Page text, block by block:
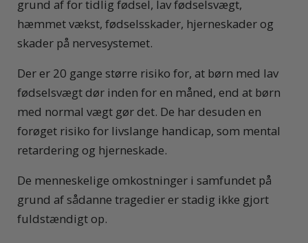
grund af for tidlig fødsel, lav fødselsvægt,
hæmmet vækst, fødselsskader, hjerneskader og
skader på nervesystemet.
Der er 20 gange større risiko for, at børn med lav
fødselsvægt dør inden for en måned, end at børn
med normal vægt gør det. De har desuden en
forøget risiko for livslange handicap, som mental
retardering og hjerneskade.
De menneskelige omkostninger i samfundet på
grund af sådanne tragedier er stadig ikke gjort
fuldstændigt op.